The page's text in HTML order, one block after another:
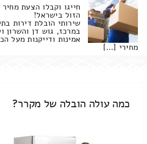
חייגו וקבלו הצעת
הזול בישראל!
שירותי הובלת דירות
במרכז, גוש דן והשרון
אמינות ודייקנות מעל
מחירי […]
כמה עולה הובלה של מקרר?